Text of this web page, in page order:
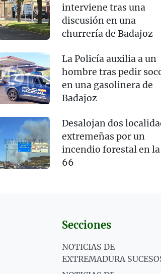
interviene tras una
discusión en una
churrería de Badajoz
La Policía auxilia a un
hombre tras pedir
en una gasolinera de
Badajoz
Desalojan dos
extremeñas por un
incendio forestal en
66
Secciones
NOTICIAS DE
EXTREMADURA